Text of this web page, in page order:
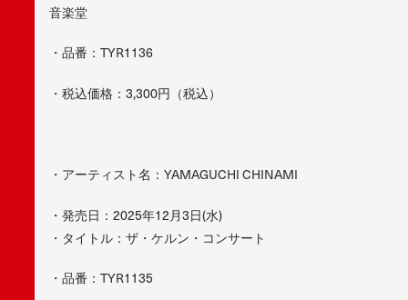
音楽堂
・品番：TYR1136
・税込価格：3,300円（税込）
・アーティスト名：YAMAGUCHI CHINAMI
・発売日：2025年12月3日(水)
・タイトル：ザ・ケルン・コンサート
・品番：TYR1135